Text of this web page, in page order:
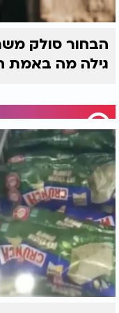
הבחור סולק
גילה מה באמת